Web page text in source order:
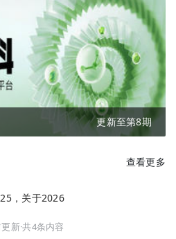
更新至第8期
查看更多
，关于2026
新·共4条内容